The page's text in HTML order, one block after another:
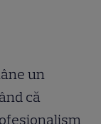
un
că